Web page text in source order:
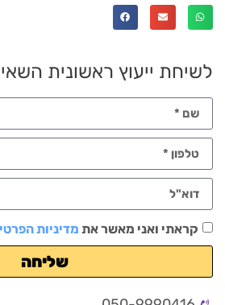
לשיחת ייעוץ ראשונית
קראתי ואני מאשר את מדיניות
שליחה